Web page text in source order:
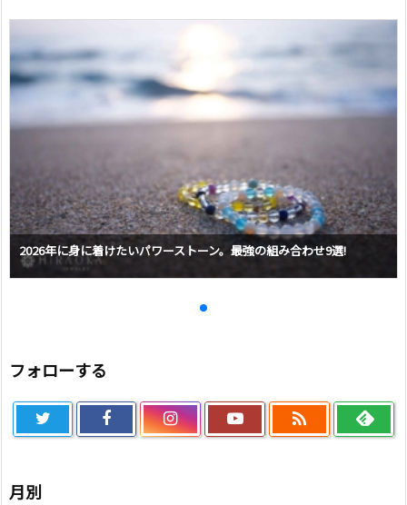
2026年に身に着けたいパワーストーン。最強の組み合わせ9選!
フォローする

月別